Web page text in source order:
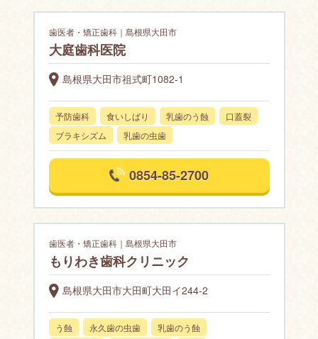
歯医者・矯正歯科｜島根県大田市
大庭歯科医院
島根県大田市祖式町1082-1
予防歯科 食いしばり 乳歯のう蝕
口蓋裂
ブラキシズム
乳歯の虫歯
0854-85-2700
歯医者・矯正歯科｜島根県大田市
もりわき歯科クリニック
島根県大田市大田町大田イ244-2
う蝕 永久歯の虫歯
乳歯のう蝕